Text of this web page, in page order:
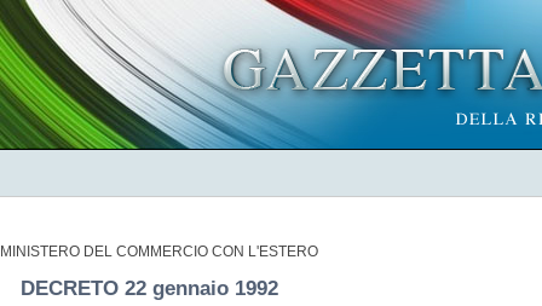
MINISTERO DEL COMMERCIO CON L'ESTERO
DECRETO 22 gennaio 1992